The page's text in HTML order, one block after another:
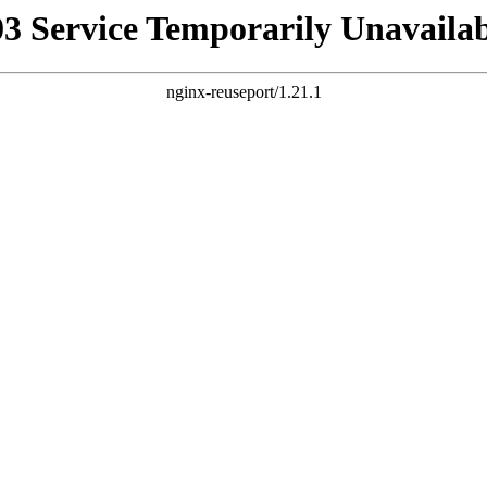
Service Temporarily
nginx-reuseport/1.21.1